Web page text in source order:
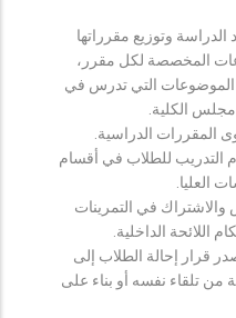
الدراسة وتوزيع مقرراتها
المخصصة لكل مقرر،
الموضوعات التي تدرس في
الكلية.
المقررات الدراسية.
التدريب للطلاب في أقسام
العليا.
في التمرينات
اللائحة الداخلية.
قرار إحالة الطلاب إلى
تلقاء نفسه أو بناء على